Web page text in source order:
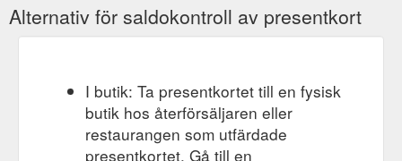
Alternativ för saldokontroll av presentkort
I butik: Ta presentkortet till en fysisk
butik hos återförsäljaren eller
restaurangen som utfärdade
presentkortet. Gå till en